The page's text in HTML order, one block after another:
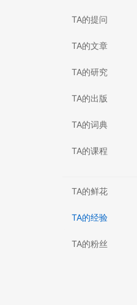
TA的提问
TA的文章
TA的研究
TA的出版
TA的词典
TA的课程
TA的鲜花
TA的经验
TA的粉丝